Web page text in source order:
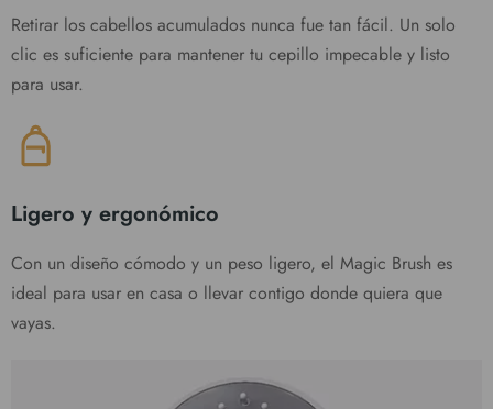
Retirar los cabellos acumulados nunca fue tan fácil. Un solo
clic es suficiente para mantener tu cepillo impecable y listo
para usar.
Ligero y ergonómico
Con un diseño cómodo y un peso ligero, el Magic Brush es
ideal para usar en casa o llevar contigo donde quiera que
vayas.